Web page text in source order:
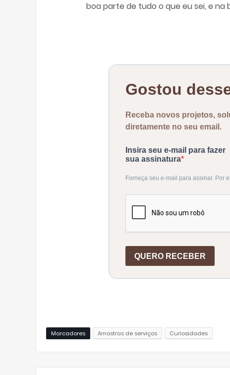
boa parte de tudo o que eu sei, e
Marcadores Amostras de serviços Curiosidades